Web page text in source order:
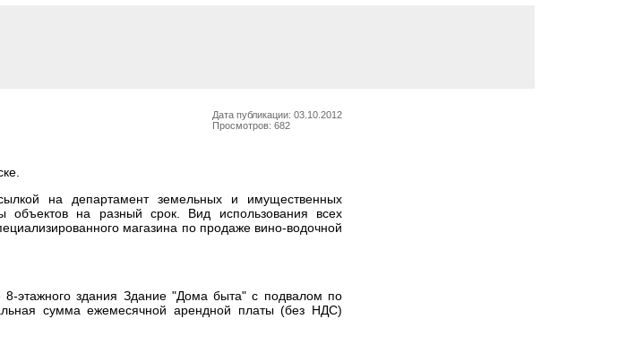
Дата публикации: 03.10.2012
Просмотров: 682
на департамент земельных и имущественных
на разный срок. Вид использования всех
магазина по продаже вино-водочной
этажного здания Здание "Дома быта" с подвалом по
сумма ежемесячной арендной платы (без НДС)